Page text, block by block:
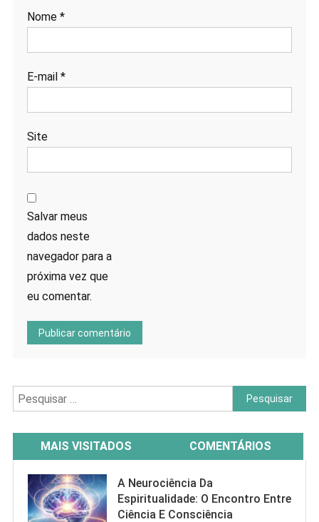
Nome *
E-mail *
Site
Salvar meus
dados neste
navegador para a
próxima vez que
eu comentar.
Pesquisar
por:
MAIS VISITADOS COMENTÁRIOS
A Neurociência Da
Espiritualidade: O Encontro Entre
Ciência E Consciência